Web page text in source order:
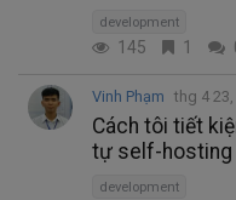
development
145 1
Vinh Phạm thg 4 23,
Cách tôi tiết
tự self-hosting
development